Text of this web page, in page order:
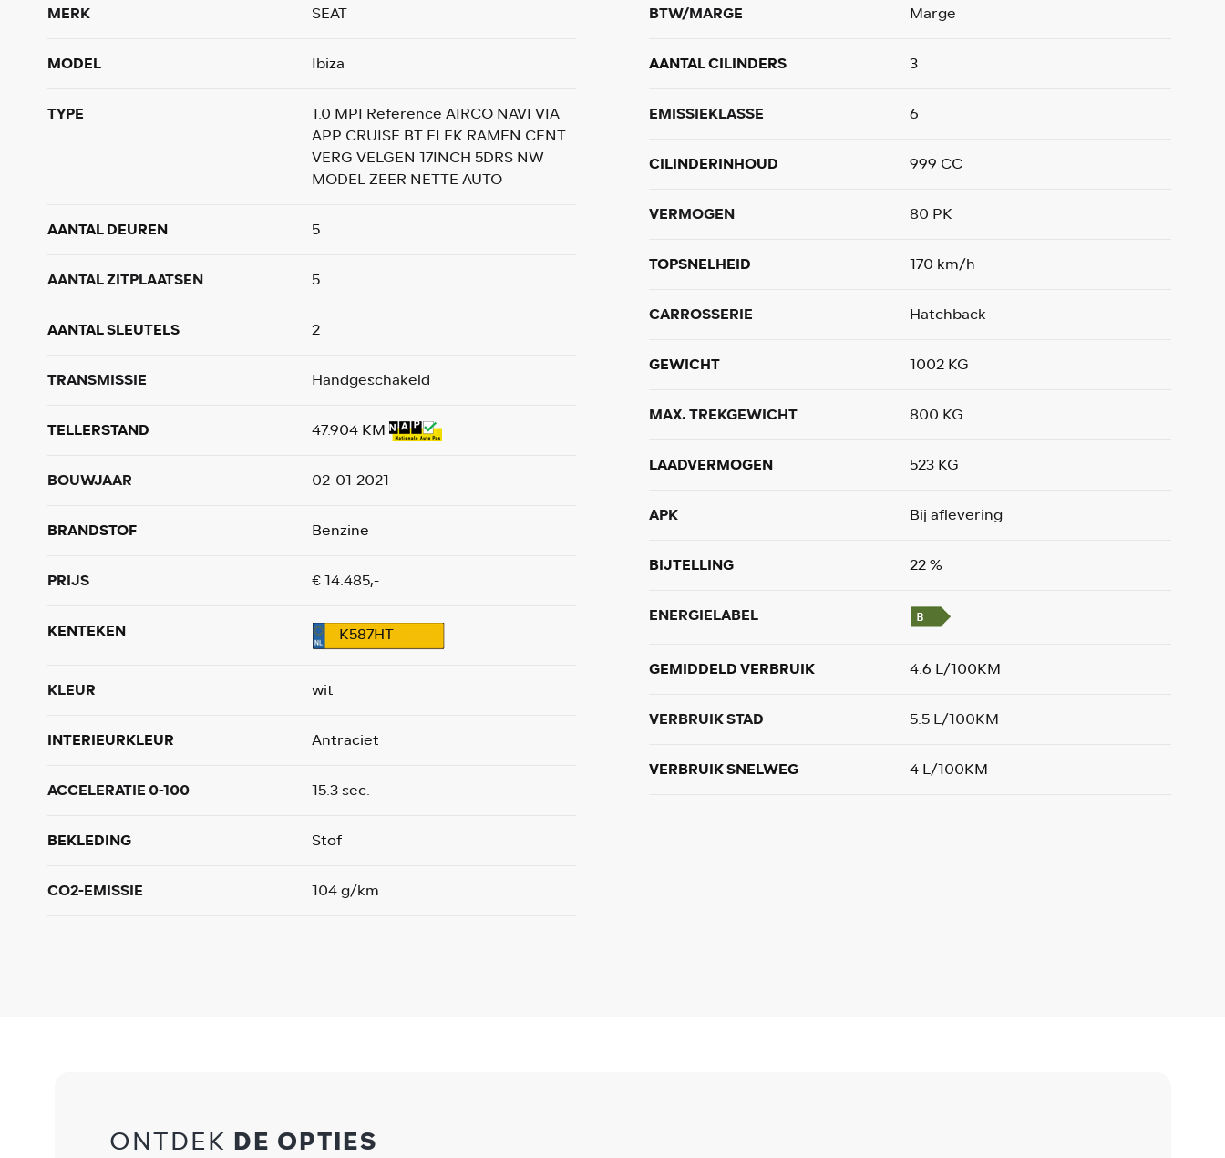
MERK SEAT
MODEL Ibiza
TYPE
1.0 MPI Reference AIRCO NAVI VIA
APP CRUISE BT ELEK RAMEN CENT
VERG VELGEN 17INCH 5DRS NW
MODEL ZEER NETTE AUTO
AANTAL DEUREN 5
AANTAL ZITPLAATSEN 5
AANTAL SLEUTELS 2
TRANSMISSIE Handgeschakeld
TELLERSTAND 47.904 KM
BOUWJAAR 02-01-2021
BRANDSTOF Benzine
PRIJS € 14.485,-
KENTEKEN K587HT
KLEUR wit
INTERIEURKLEUR Antraciet
ACCELERATIE 0-100 15.3 sec.
BEKLEDING Stof
CO2-EMISSIE 104 g/km
BTW/MARGE Marge
AANTAL CILINDERS 3
EMISSIEKLASSE 6
CILINDERINHOUD 999 CC
VERMOGEN 80 PK
TOPSNELHEID 170 km/h
CARROSSERIE Hatchback
GEWICHT 1002 KG
MAX. TREKGEWICHT 800 KG
LAADVERMOGEN 523 KG
APK Bij aflevering
BIJTELLING 22 %
ENERGIELABEL
GEMIDDELD VERBRUIK 4.6 L/100KM
VERBRUIK STAD 5.5 L/100KM
VERBRUIK SNELWEG 4 L/100KM
ONTDEK DE OPTIES